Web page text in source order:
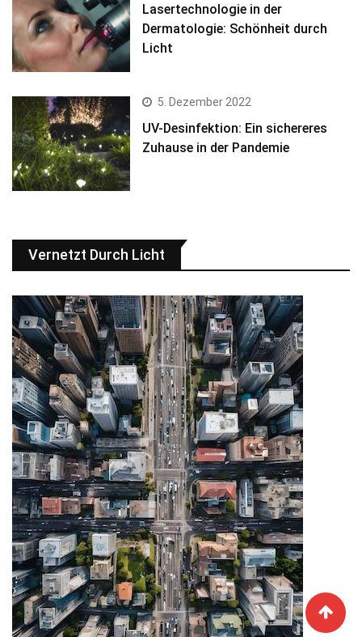
Lasertechnologie in der
Dermatologie: Schönheit durch
Licht
5. Dezember 2022
UV-Desinfektion: Ein sichereres
Zuhause in der Pandemie
Vernetzt Durch Licht